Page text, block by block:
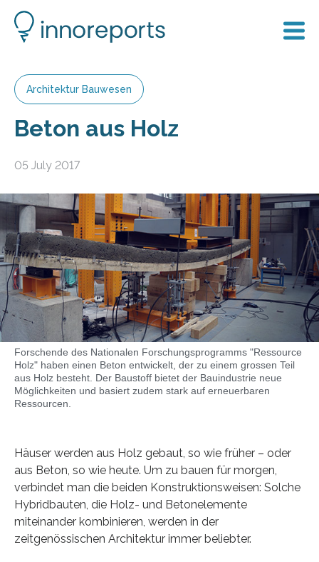
Architektur Bauwesen
Beton aus Holz
05 July 2017
Forschende des Nationalen Forschungsprogramms "Ressource
Holz" haben einen Beton entwickelt, der zu einem grossen Teil
aus Holz besteht. Der Baustoff bietet der Bauindustrie neue
Möglichkeiten und basiert zudem stark auf erneuerbaren
Ressourcen.
Häuser werden aus Holz gebaut, so wie früher – oder
aus Beton, so wie heute. Um zu bauen für morgen,
verbindet man die beiden Konstruktionsweisen: Solche
Hybridbauten, die Holz- und Betonelemente
miteinander kombinieren, werden in der
zeitgenössischen Architektur immer beliebter.